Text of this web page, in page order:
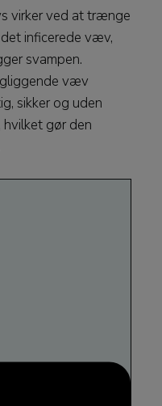
virker ved at trænge
inficerede væv,
svampen.
væv
sikker og uden
hvilket gør den